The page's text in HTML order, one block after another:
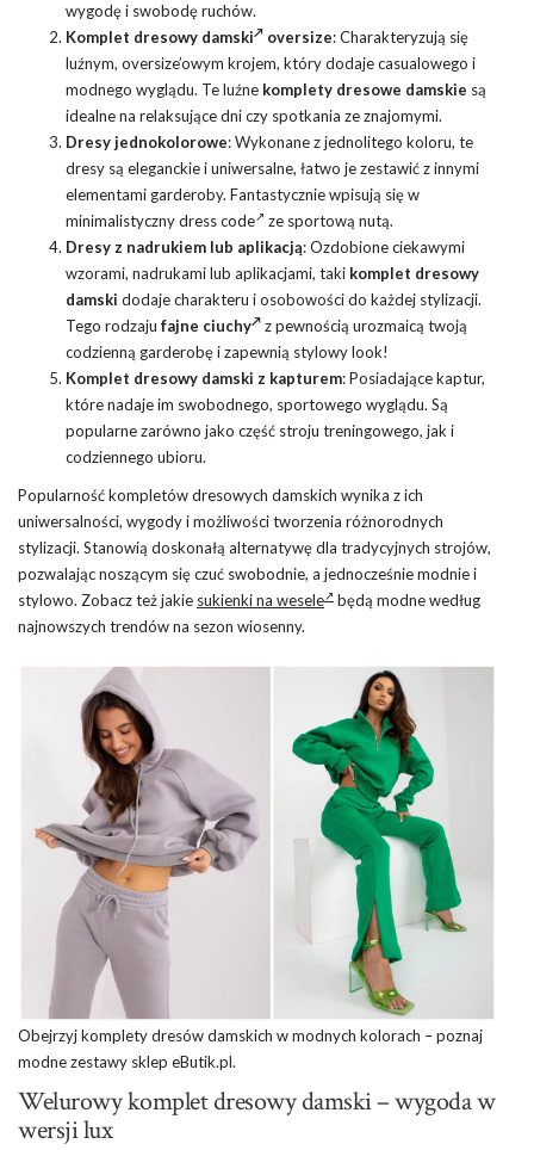
wygodę i swobodę ruchów.
Komplet dresowy damski
oversize: Charakteryzują się
luźnym, oversize’owym krojem, który dodaje casualowego i
modnego wyglądu. Te luźne komplety dresowe damskie są
idealne na relaksujące dni czy spotkania ze znajomymi.
Dresy jednokolorowe: Wykonane z jednolitego koloru, te
dresy są eleganckie i uniwersalne, łatwo je zestawić z innymi
elementami garderoby. Fantastycznie wpisują się w
minimalistycznydress code
ze sportową nutą.
Dresy z nadrukiem lub aplikacją: Ozdobione ciekawymi
wzorami, nadrukami lub aplikacjami, taki komplet dresowy
damski dodaje charakteru i osobowości do każdej stylizacji.
Tego rodzaju fajne ciuchy
z pewnością urozmaicą twoją
codzienną garderobę i zapewnią stylowy look!
Komplet dresowy damski z kapturem: Posiadające kaptur,
które nadaje im swobodnego, sportowego wyglądu. Są
popularne zarówno jako część stroju treningowego, jak i
codziennego ubioru.
Popularność kompletów dresowych damskich wynika z ich
uniwersalności, wygody i możliwości tworzenia różnorodnych
stylizacji. Stanowią doskonałą alternatywę dla tradycyjnych strojów,
pozwalając noszącym się czuć swobodnie, a jednocześnie modnie i
stylowo. Zobacz też jakie sukienki na wesele
będą modne według
najnowszych trendów na sezon wiosenny.
Obejrzyj komplety dresów damskich w modnych kolorach – poznaj
modne zestawy sklep eButik.pl.
Welurowy komplet dresowy damski – wygoda w
wersji lux